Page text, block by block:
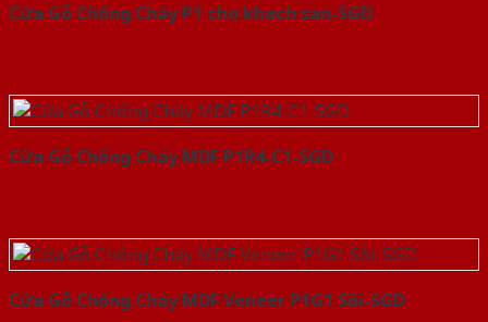
Cửa Gỗ Chống Cháy P1 cho khach san-SGD
Cửa Gỗ Chống Cháy MDF P1R4-C1-SGD
Cửa Gỗ Chống Cháy MDF Veneer P1G1 Sồi-SGD